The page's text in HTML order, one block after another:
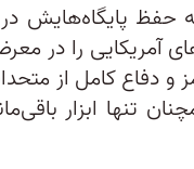
به حفظ
آمریکایی را در
و دفاع کامل از
تنها ابزار